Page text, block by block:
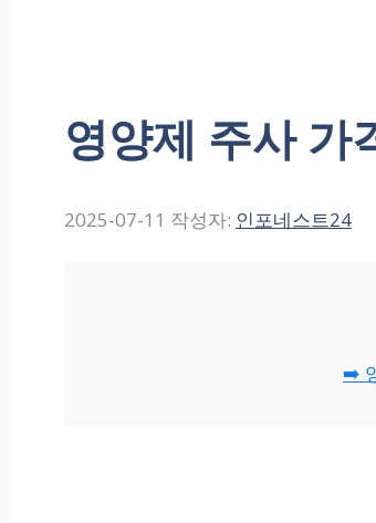
영양제 주사 가
2025-07-11 작성자: 인포네스트24
➡️